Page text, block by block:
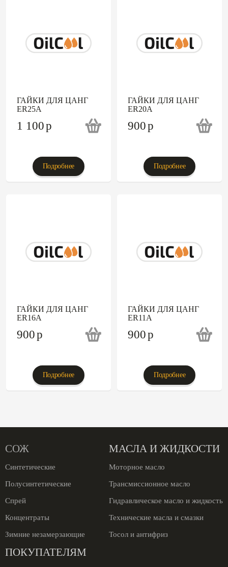
ГАЙКИ ДЛЯ ЦАНГ
ER25A
1 100p
Подробнее
ГАЙКИ ДЛЯ ЦАНГ
ER20A
900p
Подробнее
ГАЙКИ ДЛЯ ЦАНГ
ER16A
900p
Подробнее
ГАЙКИ ДЛЯ ЦАНГ
ER11A
900p
Подробнее
СОЖ
Синтетические
Полусинтетические
Спрей
Концентраты
Зимние незамерзающие
МАСЛА И ЖИДКОСТИ
Моторное масло
Трансмиссионное масло
Гидравлическое масло и жидкость
Технические масла и смазки
Тосол и антифриз
ПОКУПАТЕЛЯМ